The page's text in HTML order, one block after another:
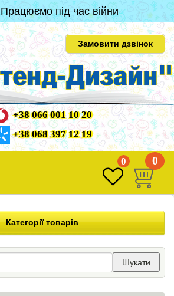
Працюємо під час війни
Замовити дзвінок
+38 066 001 10 20
+38 068 397 12 19
0 0
Категорії товарів
Шукати